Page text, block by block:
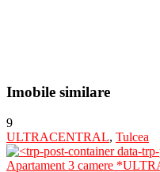
Imobile similare
9
ULTRACENTRAL, Tulcea